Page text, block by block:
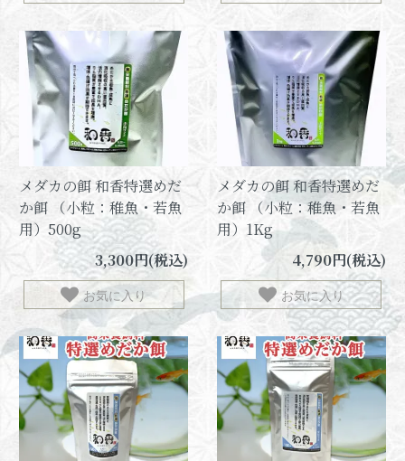
メダカの餌 和香特選めだ
か餌 （小粒：稚魚・若魚
用）500g
3,300円(税込)
お気に入り
メダカの餌 和香特選めだ
か餌 （小粒：稚魚・若魚
用）1Kg
4,790円(税込)
お気に入り